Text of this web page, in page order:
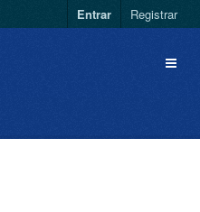
Entrar Registrar